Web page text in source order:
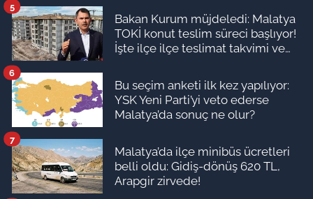
Bakan Kurum müjdeledi: Malatya
TOKİ konut teslim süreci başlıyor!
İşte ilçe ilçe teslimat takvimi ve
5
Bu seçim anketi ilk kez yapılıyor:
YSK Yeni Parti’yi veto ederse
Malatya’da sonuç ne olur?
6
Malatya’da ilçe minibüs ücretleri
belli oldu: Gidiş-dönüş 620 TL,
Arapgir zirvede!
7